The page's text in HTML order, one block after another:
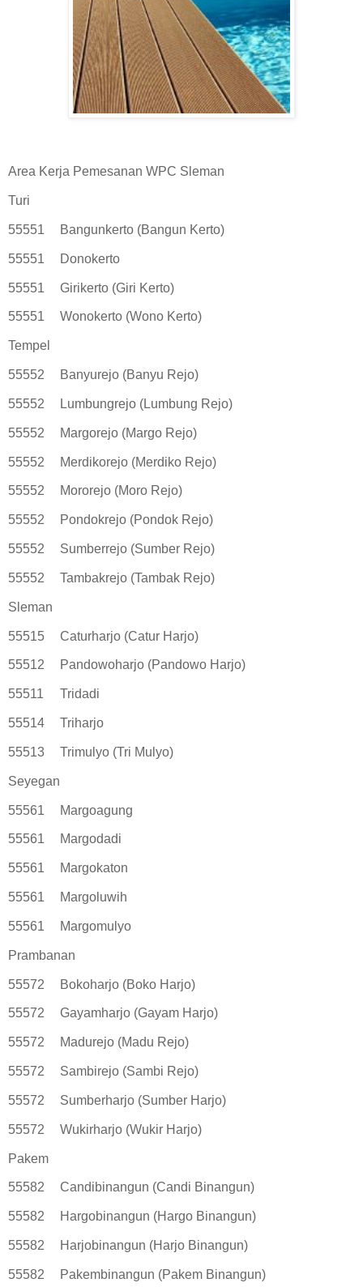
Area Kerja Pemesanan WPC Sleman
Turi
55551 Bangunkerto (Bangun Kerto)
55551 Donokerto
55551 Girikerto (Giri Kerto)
55551 Wonokerto (Wono Kerto)
Tempel
55552 Banyurejo (Banyu Rejo)
55552 Lumbungrejo (Lumbung Rejo)
55552 Margorejo (Margo Rejo)
55552 Merdikorejo (Merdiko Rejo)
55552 Mororejo (Moro Rejo)
55552 Pondokrejo (Pondok Rejo)
55552 Sumberrejo (Sumber Rejo)
55552 Tambakrejo (Tambak Rejo)
Sleman
55515 Caturharjo (Catur Harjo)
55512 Pandowoharjo (Pandowo Harjo)
55511 Tridadi
55514 Triharjo
55513 Trimulyo (Tri Mulyo)
Seyegan
55561 Margoagung
55561 Margodadi
55561 Margokaton
55561 Margoluwih
55561 Margomulyo
Prambanan
55572 Bokoharjo (Boko Harjo)
55572 Gayamharjo (Gayam Harjo)
55572 Madurejo (Madu Rejo)
55572 Sambirejo (Sambi Rejo)
55572 Sumberharjo (Sumber Harjo)
55572 Wukirharjo (Wukir Harjo)
Pakem
55582 Candibinangun (Candi Binangun)
55582 Hargobinangun (Hargo Binangun)
55582 Harjobinangun (Harjo Binangun)
55582 Pakembinangun (Pakem Binangun)